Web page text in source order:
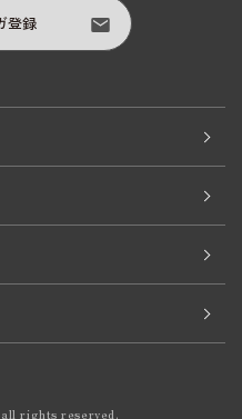
登録
rights reserved.